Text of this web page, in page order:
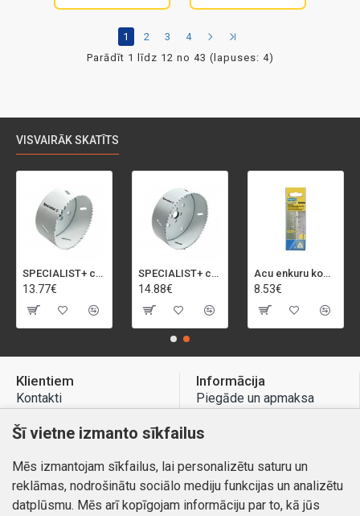
1 2 3
4
Parādīt 1 līdz 12 no 43 (lapuses: 4)
VISVAIRĀK SKATĪTS
SPECIALIST+ caurumu zāģis BI-METAL, 92 mm
13.77€
SPECIALIST+ caurumu zāģis BI-METAL, 98 mm
14.88€
Acu enkuru komplekts, 3-13 mm, Rapid, 12 gab.
8.53€
Klientiem
Kontakti
Preču atgriešana
Mans profils
Pasūtījumi
Informācija
Piegāde un apmaksa
Atteikuma tiesības
Kontakti
Šī vietne izmanto sīkfailus
Mēs izmantojam sīkfailus, lai personalizētu saturu un
reklāmas, nodrošinātu sociālo mediju funkcijas un analizētu
datplūsmu. Mēs arī kopīgojam informāciju par to, kā jūs